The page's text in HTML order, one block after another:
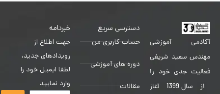
آکادمی آموزشی
مهندس سعید شریفی
فعالیت جدی خود را
از سال 1399 آغاز
دسترسی سریع
حساب کاربری من
دوره های آموزشی
مقالات
خبرنامه
جهت اطلاع از
رویدادهای جدید،
لطفا ایمیل خود را
وارد نمایید